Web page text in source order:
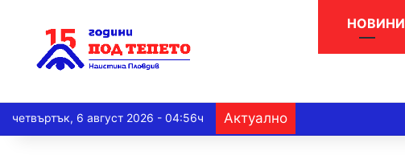
НОВИНИ
четвъртък, 6 август 2026 - 04:56ч Актуално